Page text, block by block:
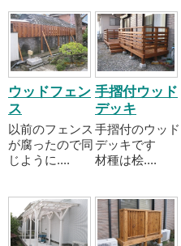
ウッドフェン
ス
以前のフェンス
が腐ったので同
じように....
手摺付ウッド
デッキ
手摺付のウッド
デッキです
材種は桧....